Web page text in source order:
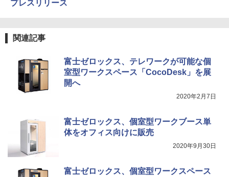
プレスリリース
関連記事
富士ゼロックス、テレワークが可能な個
室型ワークスペース「CocoDesk」を展
開へ
2020年2月7日
富士ゼロックス、個室型ワークブース単
体をオフィス向けに販売
2020年9月30日
富士ゼロックス、個室型ワークスペース